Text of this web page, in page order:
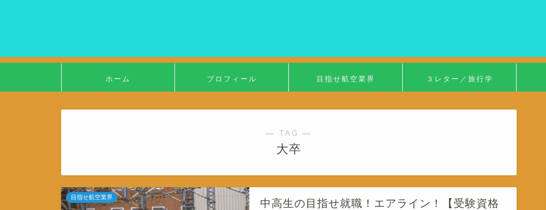
ホーム プロフィール 目指せ航空業界 ３レター／旅行学
― TAG ―
大卒
目指せ航空業界
中高生の目指せ就職！エアライン！【受験資格